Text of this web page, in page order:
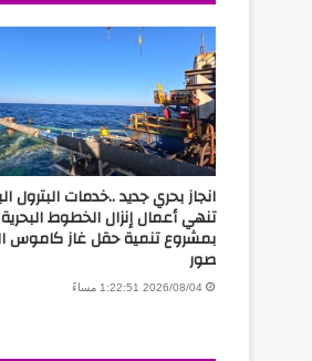
انجاز بحري جديد ..خدمات البترول
تنهي أعمال إنزال الخطوط البحرية
بمشروع تنمية حقل غاز كاموس
صور
2026/08/04 1:22:51 مساءً